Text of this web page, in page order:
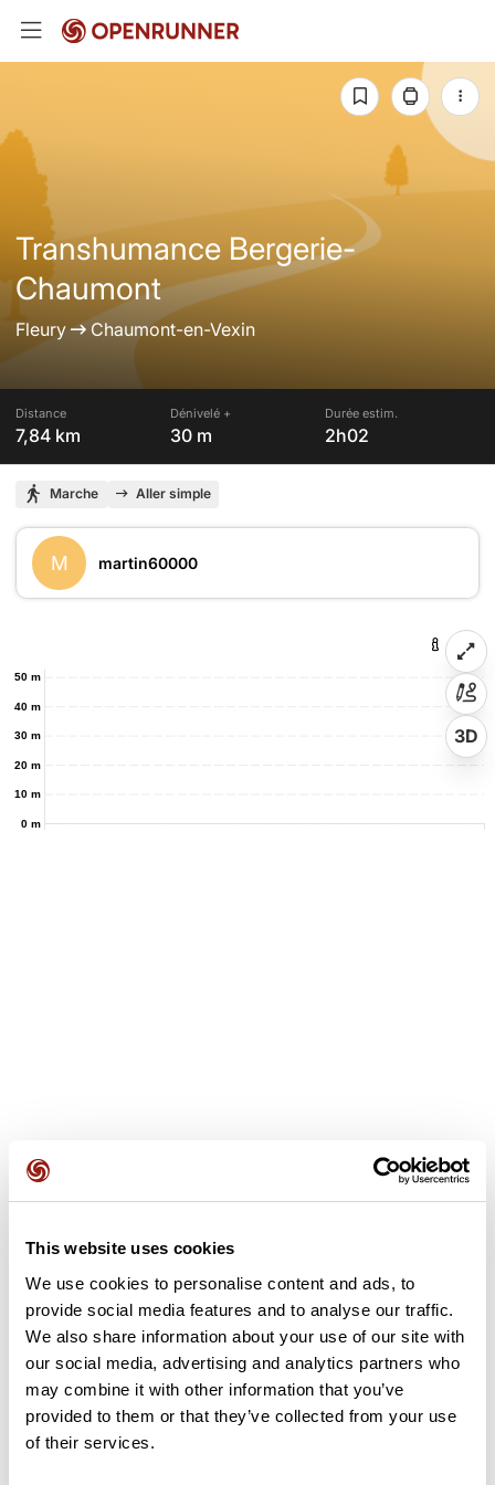
This website uses cookies
We use cookies to personalise content and ads, to
provide social media features and to analyse our traffic.
We also share information about your use of our site with
our social media, advertising and analytics partners who
may combine it with other information that you’ve
provided to them or that they’ve collected from your use
of their services.
Transhumance Bergerie-
Chaumont
Fleury Chaumont-en-Vexin
Distance
7,84 km
Dénivelé +
30 m
Durée estim.
2h02
Marche Aller simple
M martin60000
0 m
10 m
20 m
30 m
40 m
50 m
3D
Avis des utilisateurs
Soyez le premier à ajouter un avis !
Ajouter un avis
Résumé